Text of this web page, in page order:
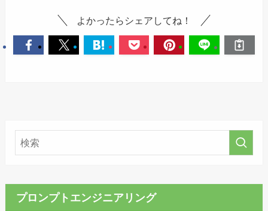
よかったらシェアしてね！
プロンプトエンジニアリング